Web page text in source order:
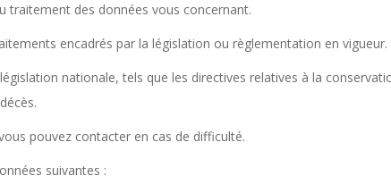
traitement des données vous concernant.
encadrés par la législation ou règlementation en vigueur.
nationale, tels que les directives relatives à la
pouvez contacter en cas de difficulté.
suivantes :